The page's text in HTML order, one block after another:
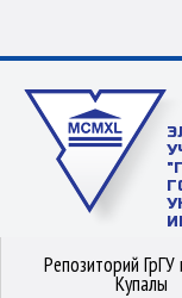
Репозиторий ГрГУ
Купалы